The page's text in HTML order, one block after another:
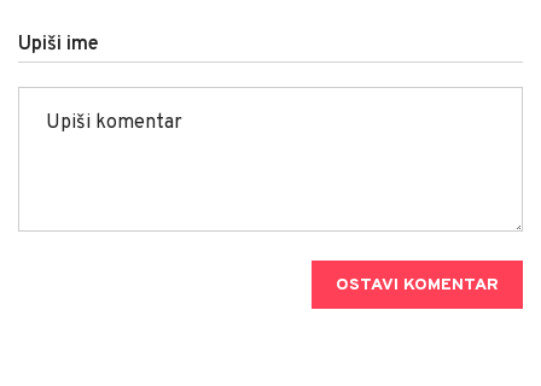
Upiši ime
OSTAVI KOMENTAR